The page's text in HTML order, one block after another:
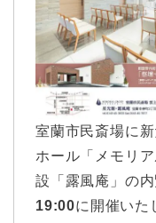
室蘭市民斎場に
ホール「メモリ
設「露風庵」の
19:00に開催いた